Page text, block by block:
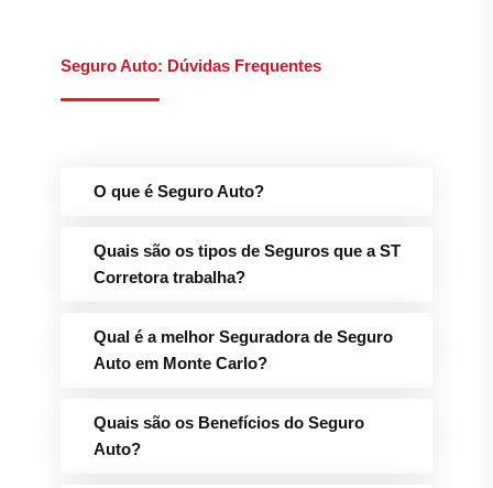
Seguro Auto: Dúvidas Frequentes
O que é Seguro Auto?
Quais são os tipos de Seguros que a ST
Corretora trabalha?
Qual é a melhor Seguradora de Seguro
Auto em Monte Carlo?
Quais são os Benefícios do Seguro
Auto?